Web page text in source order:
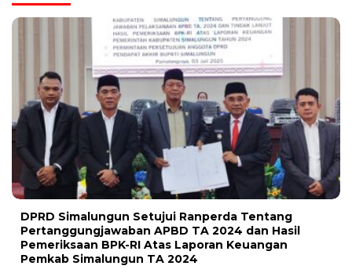
DPRD Simalungun Setujui Ranperda Tentang
Pertanggungjawaban APBD TA 2024 dan Hasil
Pemeriksaan BPK-RI Atas Laporan Keuangan
Pemkab Simalungun TA 2024